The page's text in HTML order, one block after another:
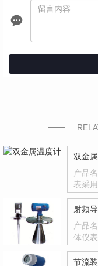
双金
产品
表采
射频
产品
体仪
节流